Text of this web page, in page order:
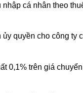
cá nhân theo
quyền cho công ty
0,1% trên giá